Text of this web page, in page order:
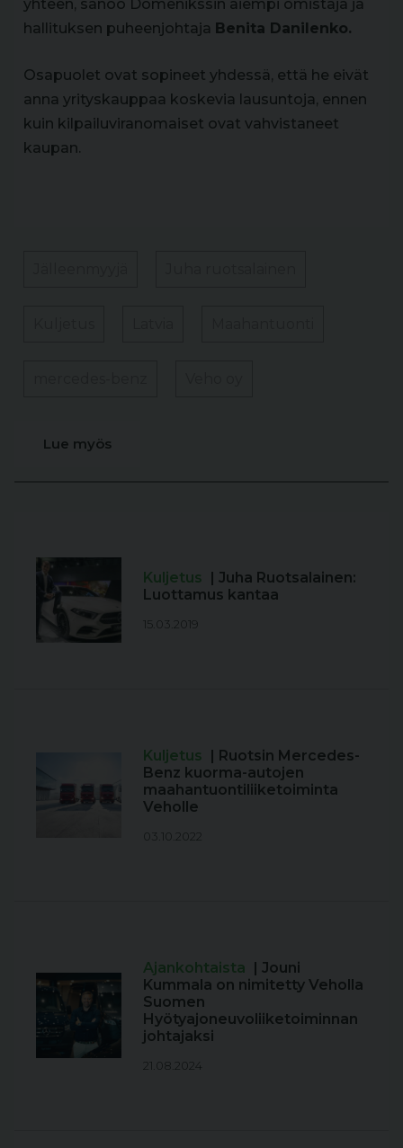
yhteen, sanoo Domenikssin aiempi omistaja ja
hallituksen puheenjohtaja Benita Danilenko.
Osapuolet ovat sopineet yhdessä, että he eivät
anna yrityskauppaa koskevia lausuntoja, ennen
kuin kilpailuviranomaiset ovat vahvistaneet
kaupan.
Lue myös
Kuljetus | Juha Ruotsalainen:
Luottamus kantaa
15.03.2019
Kuljetus | Ruotsin Mercedes-
Benz kuorma-autojen
maahantuontiliiketoiminta
Veholle
03.10.2022
Ajankohtaista | Jouni
Kummala on nimitetty Veholla
Suomen
Hyötyajoneuvoliiketoiminnan
johtajaksi
21.08.2024